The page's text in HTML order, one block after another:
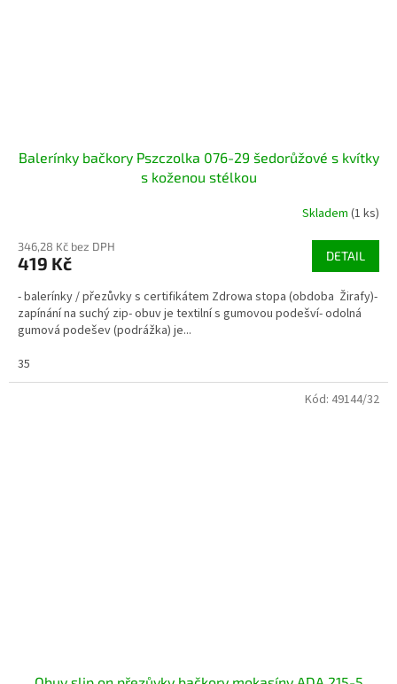
Balerínky bačkory Pszczolka 076-29 šedorůžové s kvítky
s koženou stélkou
Skladem (1 ks)
346,28 Kč bez DPH
419 Kč DETAIL
- balerínky / přezůvky s certifikátem Zdrowa stopa (obdoba Žirafy)-
zapínání na suchý zip- obuv je textilní s gumovou podešví- odolná
gumová podešev (podrážka) je...
35
Kód: 49144/32